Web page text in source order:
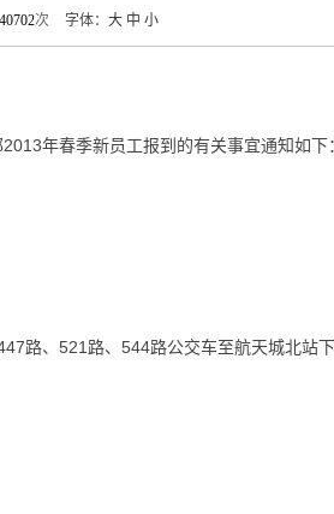
40702次 字体： 大 中 小
年春季新员工报到的有关事宜通知如下：
路、521路、544路公交车至航天城北站